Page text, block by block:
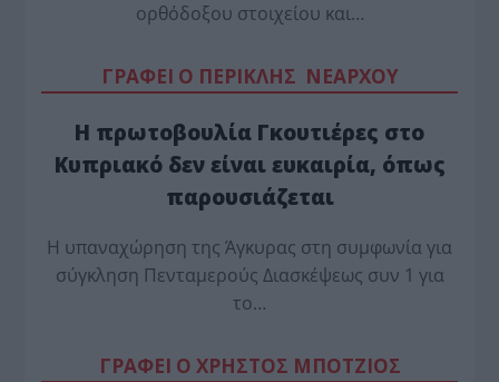
ορθόδοξου στοιχείου και…
ΓΡΑΦΕΙ Ο ΠΕΡΙΚΛΗΣ ΝΕΑΡΧΟΥ
Η πρωτοβουλία Γκουτιέρες στο
Κυπριακό δεν είναι ευκαιρία, όπως
παρουσιάζεται
Η υπαναχώρηση της Άγκυρας στη συμφωνία για
σύγκληση Πενταμερούς Διασκέψεως συν 1 για
το…
ΓΡΑΦΕΙ Ο ΧΡΗΣΤΟΣ ΜΠΟΤΖΙΟΣ